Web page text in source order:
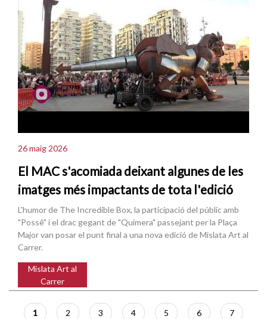
26 maig 2026
El MAC s'acomiada deixant algunes de les
imatges més impactants de tota l'edició
L'humor de The Incredible Box, la participació del públic amb
"Possê" i el drac gegant de "Quimera" passejant per la Plaça
Major van posar el punt final a una nova edició de Mislata Art al
Carrer.
Mislata Art al
Carrer
Paginació
Pàgina
1 Pàgina
2 Pàgina
3 Pàgina
4 Pàgina
5 Pàgina
6 Pàgina
7